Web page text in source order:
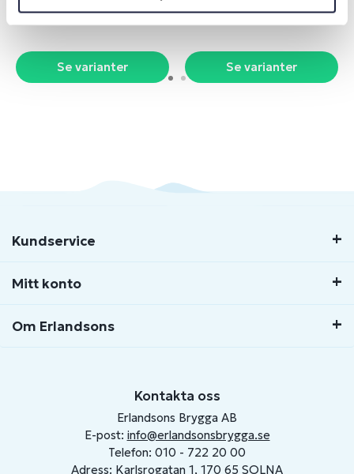
Se varianter Se varianter
Kundservice
Mitt konto
Om Erlandsons
Kontakta oss
Erlandsons Brygga AB
E-post: info@erlandsonsbrygga.se
Telefon: 010 - 722 20 00
Adress: Karlsrogatan 1, 170 65 SOLNA